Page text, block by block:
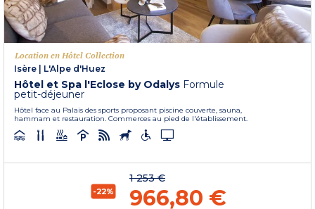
Location en Hôtel Collection
Isère
L'Alpe d'Huez
Hôtel et Spa l'Eclose by Odalys Formule
petit-déjeuner
Hôtel face au Palais des sports proposant piscine couverte, sauna,
hammam et restauration. Commerces au pied de l'établissement.
-22%
1 253 €
966,80 €